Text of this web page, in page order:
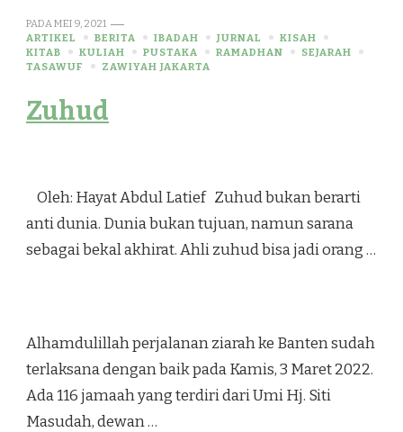
PADAMEI 9, 2021
ARTIKEL
BERITA IBADAH JURNAL
KISAH
KITAB
KULIAH PUSTAKA RAMADHAN
SEJARAH
TASAWUF
ZAWIYAH JAKARTA
Zuhud
Oleh: Hayat Abdul Latief Zuhud bukan berarti
anti dunia. Dunia bukan tujuan, namun sarana
sebagai bekal akhirat. Ahli zuhud bisa jadi orang …
Alhamdulillah perjalanan ziarah ke Banten sudah
terlaksana dengan baik pada Kamis, 3 Maret 2022.
Ada 116 jamaah yang terdiri dari Umi Hj. Siti
Masudah, dewan …